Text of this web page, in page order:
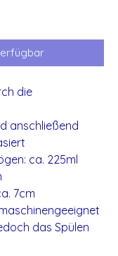
die
anschließend
ca. 225ml
7cm
das Spülen